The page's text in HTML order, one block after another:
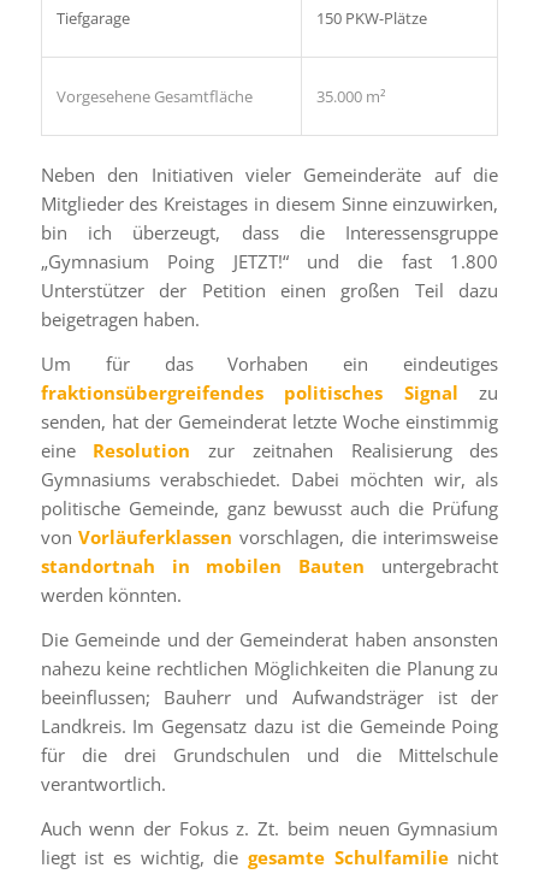
Tiefgarage 150 PKW-Plätze
Vorgesehene Gesamtfläche 35.000 m²
Neben den Initiativen vieler Gemeinderäte auf die
Mitglieder des Kreistages in diesem Sinne einzuwirken,
bin ich überzeugt, dass die Interessensgruppe
„Gymnasium Poing JETZT!“ und die fast 1.800
Unterstützer der Petition einen großen Teil dazu
beigetragen haben.
Um für das Vorhaben ein eindeutiges
fraktionsübergreifendes politisches Signal zu
senden, hat der Gemeinderat letzte Woche einstimmig
eine Resolution zur zeitnahen Realisierung des
Gymnasiums verabschiedet. Dabei möchten wir, als
politische Gemeinde, ganz bewusst auch die Prüfung
vonVorläuferklassen vorschlagen, die interimsweise
standortnah in mobilen Bauten untergebracht
werden könnten.
Die Gemeinde und der Gemeinderat haben ansonsten
nahezu keine rechtlichen Möglichkeiten die Planung zu
beeinflussen; Bauherr und Aufwandsträger ist der
Landkreis. Im Gegensatz dazu ist die Gemeinde Poing
für die drei Grundschulen und die Mittelschule
verantwortlich.
Auch wenn der Fokus z. Zt. beim neuen Gymnasium
liegt ist es wichtig, diegesamte Schulfamilienicht